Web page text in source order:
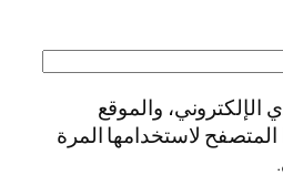
والموقع
لاستخدامها المرة